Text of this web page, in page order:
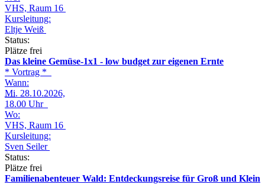
VHS, Raum 16
Kursleitung:
Eltje Weiß
Status:
Plätze frei
Das kleine Gemüse-1x1 - low budget zur eigenen Ernte
* Vortrag *
Wann:
Mi. 28.10.2026,
18.00 Uhr
Wo:
VHS, Raum 16
Kursleitung:
Sven Seiler
Status:
Plätze frei
Familienabenteuer Wald: Entdeckungsreise für Groß und Klein